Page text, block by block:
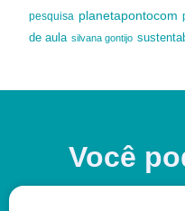
pesquisa planetapontocom
de aula silvana gontijo
Você